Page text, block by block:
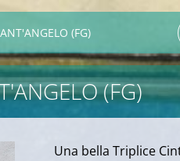
(FG)
(FG)
Una bella Triplice